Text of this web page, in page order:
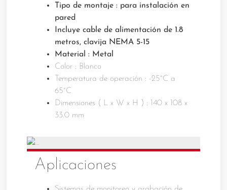
Tipo de montaje : para instalación en
pared
Incluye cable de alimentación de 1.8
metros, clavija NEMA 5-15
Material : Metal
Color : Blanco
Temperatura de operación : -25°C a
65°C
Dimensiones ( L x W x H ) : 140 x 108 x
33.0 mm
Aplicaciones